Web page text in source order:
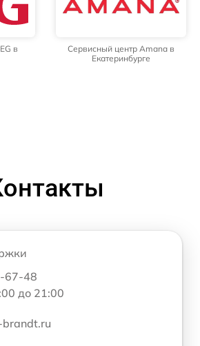
в
Сервисный центр Amana в
Екатеринбурге
67-48
до 21:00
brandt.ru